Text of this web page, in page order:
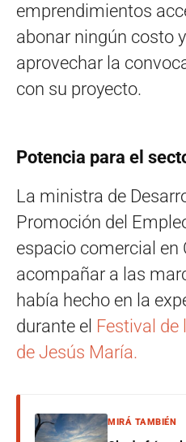
emprendimientos
abonar ningún costo
aprovechar la
con su proyecto.
Potencia para el
La ministra de
Promoción del
espacio comercial en
acompañar a las
había hecho en la
durante el Festival de
de Jesús María.
MIRÁ TAMBIÉN